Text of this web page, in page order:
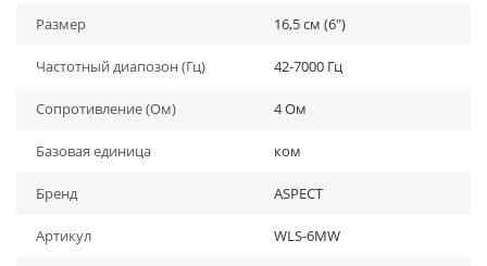
Размер 16,5 см (6")
Частотный диапозон (Гц) 42-7000 Гц
Сопротивление (Ом) 4 Ом
Базовая единица ком
Бренд ASPECT
Артикул WLS-6MW